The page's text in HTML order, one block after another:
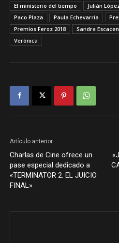
El ministerio del tiempo
Julián
Paco Plaza
Paula Echevarría
Premios Feroz 2018
Sandra
Verónica
Artículo anterior
Charlas de Cine ofrece un
pase especial dedicado a
«TERMINATOR 2: EL JUICIO
FINAL»